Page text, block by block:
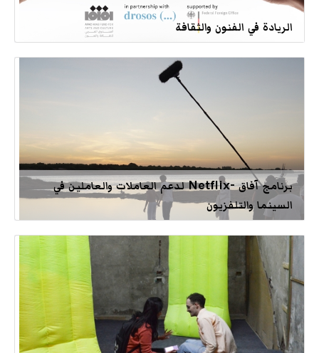
الريادة في الفنون والثقافة
برنامج آفاق -Netflix لدعم العاملات والعاملين في
السينما والتلفزيون